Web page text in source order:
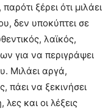
ξέρει ότι μιλάει
δεν υποκύπτει σε
λαϊκός,
για να περιγράψει
Μιλάει αργά,
πάει να ξεκινήσει
και οι λέξεις